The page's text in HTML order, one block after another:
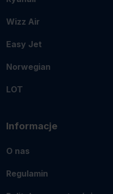
Wizz Air
Easy Jet
Norwegian
LOT
Informacje
O nas
Regulamin